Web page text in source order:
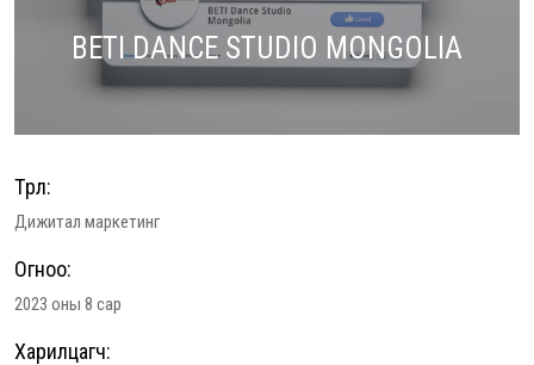
BETI DANCE STUDIO MONGOLIA
Төрөл:
Дижитал маркетинг
Огноо:
2023 оны 8 сар
Харилцагч: